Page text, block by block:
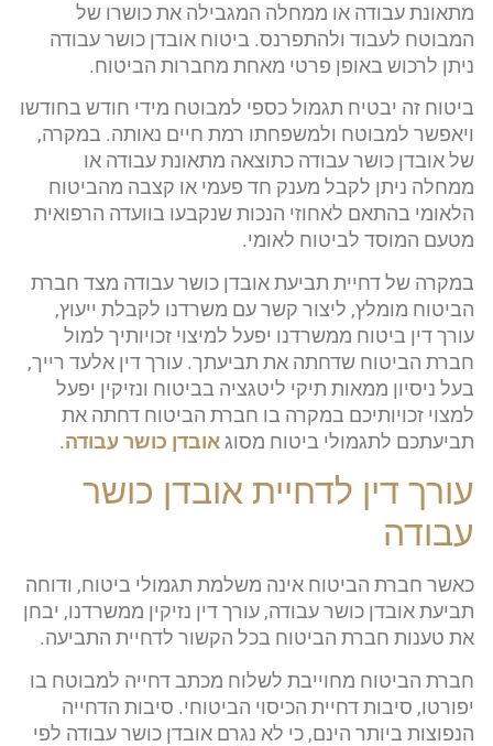
מתאונת עבודה או ממחלה המגבילה את כושרו של
המבוטח לעבוד ולהתפרנס. ביטוח אובדן כושר עבודה
ניתן לרכוש באופן פרטי מאחת מחברות הביטוח.
ביטוח זה יבטיח תגמול כספי למבוטח מידי חודש בחודשו
ויאפשר למבוטח ולמשפחתו רמת חיים נאותה. במקרה,
של אובדן כושר עבודה כתוצאה מתאונת עבודה או
ממחלה ניתן לקבל מענק חד פעמי או קצבה מהביטוח
הלאומי בהתאם לאחוזי הנכות שנקבעו בוועדה הרפואית
מטעם המוסד לביטוח לאומי.
במקרה של דחיית תביעת אובדן כושר עבודה מצד חברת
הביטוח מומלץ, ליצור קשר עם משרדנו לקבלת ייעוץ,
עורך דין ביטוח ממשרדנו יפעל למיצוי זכויותיך למול
חברת הביטוח שדחתה את תביעתך. עורך דין אלעד רייך,
בעל ניסיון ממאות תיקי ליטגציה בביטוח ונזיקין יפעל
למצוי זכויותיכם במקרה בו חברת הביטוח דחתה את
תביעתכם לתגמולי ביטוח מסוגאובדן כושר עבודה.
עורך דין לדחיית אובדן כושר
עבודה
כאשר חברת הביטוח אינה משלמת תגמולי ביטוח, ודוחה
תביעת אובדן כושר עבודה, עורך דין נזיקין ממשרדנו, יבחן
את טענות חברת הביטוח בכל הקשור לדחיית התביעה.
חברת הביטוח מחוייבת לשלוח מכתב דחייה למבוטח בו
יפורטו, סיבות דחיית הכיסוי הביטוחי. סיבות הדחייה
הנפוצות ביותר הינם, כי לא נגרם אובדן כושר עבודה לפי